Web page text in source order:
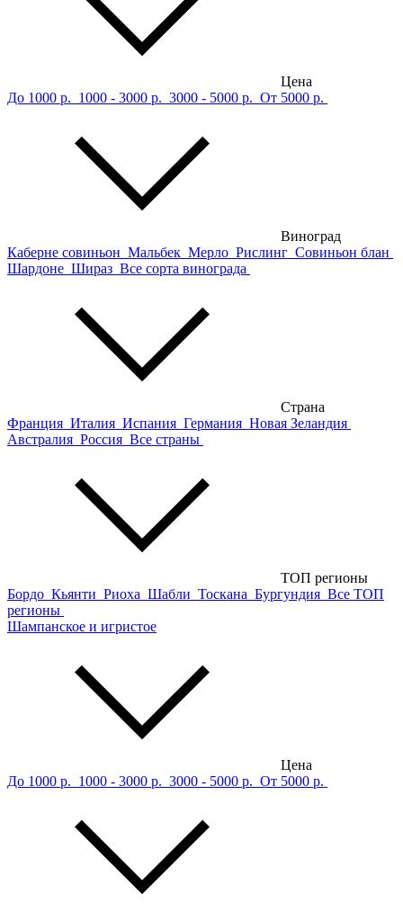
Цена
До 1000 р. 1000 - 3000 р. 3000 - 5000 р. От 5000 р.
Виноград
Каберне совиньон Мальбек Мерло Рислинг Совиньон блан
Шардоне Шираз Все сорта винограда
Страна
Франция Италия Испания Германия Новая Зеландия
Австралия Россия Все страны
ТОП регионы
Бордо Кьянти Риоха Шабли Тоскана Бургундия Все ТОП
регионы
Шампанское и игристое
Цена
До 1000 р. 1000 - 3000 р. 3000 - 5000 р. От 5000 р.